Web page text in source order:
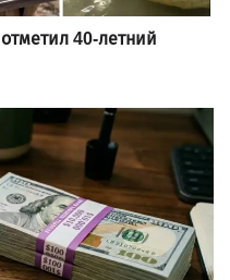
40-летний